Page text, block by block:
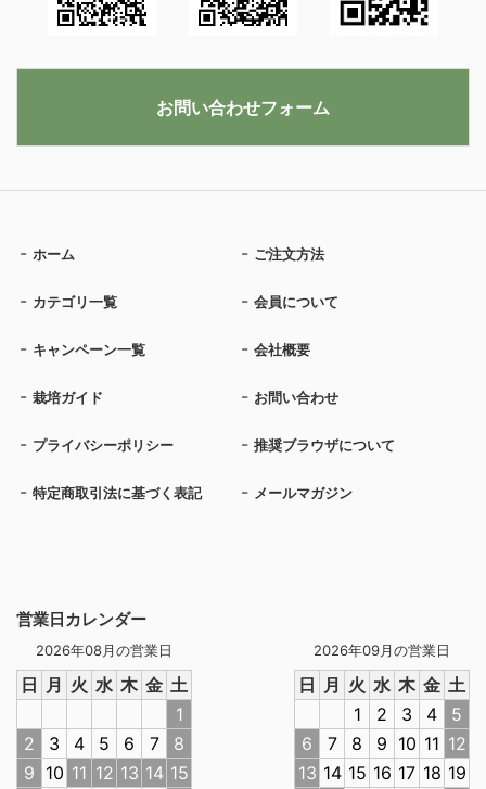
営業日カレンダー
2026年08月の営業日
日 月 火 水 木 金 土
1
2
3 4 5 6 7
8
9 10 11 12 13 14 15
2026年09月の営業日
日 月 火 水 木 金 土
1
2 3 4
5
6
7 8 9 10 11 12
13 14 15 16 17 18 19
ホーム ご注文方法
カテゴリ一覧 会員について
キャンペーン一覧 会社概要
栽培ガイド お問い合わせ
プライバシーポリシー 推奨ブラウザについて
特定商取引法に基づく表記 メールマガジン
お問い合わせフォーム